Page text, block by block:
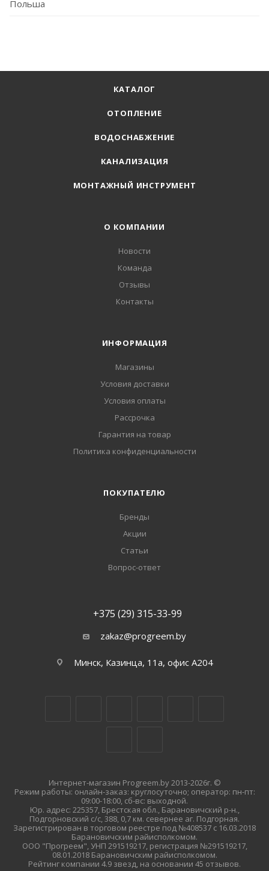
Польша
КАТАЛОГ
ОТОПЛЕНИЕ
ВОДОСНАБЖЕНИЕ
КАНАЛИЗАЦИЯ
МОНТАЖНЫЙ ИНСТРУМЕНТ
О КОМПАНИИ
Новости
Команда
Отзывы
Контакты
ИНФОРМАЦИЯ
Магазины
Условия доставки
Условия оплаты
Рассрочка
Гарантия на товар
Политика конфиденциальности
ПОКУПАТЕЛЮ
Бренды
Акции
Статьи
Вопрос-ответ
+375 (29) 315-33-99
zakaz@progreem.by
Минск, Казинца, 11а, офис А204
Интернет-магазин Progreem.by 2013-2026г. ©
Режим работы: онлайн-заказ: круглосуточно; оператор: пн-пт:
09:00-18:00, сб-вс: выходной.
Юр. адрес: 225357, Брестская обл., Барановичский р-н.,
Подгорновский с/с, 388, 0,7 км. севернее аг. Подгорная.
Зарегистрирован в торговом реестре под №408537 с 16.03.2018
Барановичским райисполкомом.
ООО "Прогреем", УНП 291519217, регистрация №291519217,
08.01.2018 Барановичским райисполкомом.
Рейтинг компании 4.9 звезд, на основании 45 отзывов.